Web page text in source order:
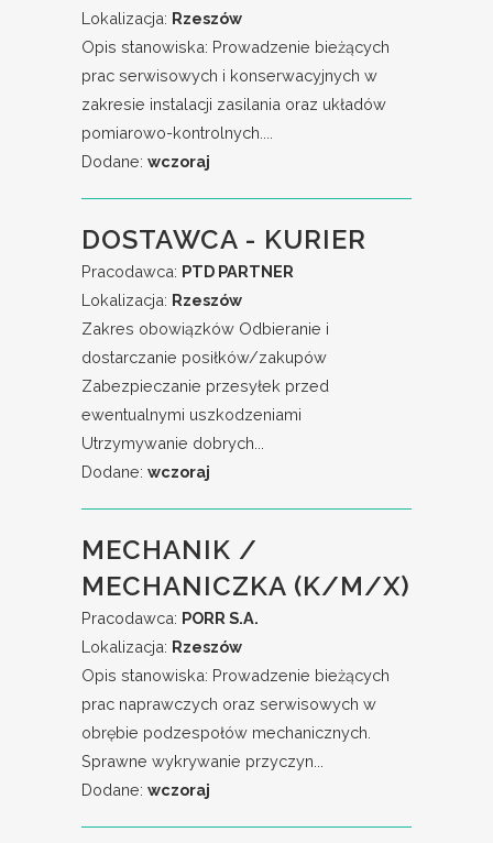
Lokalizacja: Rzeszów
Opis stanowiska: Prowadzenie bieżących
prac serwisowych i konserwacyjnych w
zakresie instalacji zasilania oraz układów
pomiarowo-kontrolnych....
Dodane: wczoraj
DOSTAWCA - KURIER
Pracodawca: PTD PARTNER
Lokalizacja: Rzeszów
Zakres obowiązków Odbieranie i
dostarczanie posiłków/zakupów
Zabezpieczanie przesyłek przed
ewentualnymi uszkodzeniami
Utrzymywanie dobrych...
Dodane: wczoraj
MECHANIK /
MECHANICZKA (K/M/X)
Pracodawca: PORR S.A.
Lokalizacja: Rzeszów
Opis stanowiska: Prowadzenie bieżących
prac naprawczych oraz serwisowych w
obrębie podzespołów mechanicznych.
Sprawne wykrywanie przyczyn...
Dodane: wczoraj